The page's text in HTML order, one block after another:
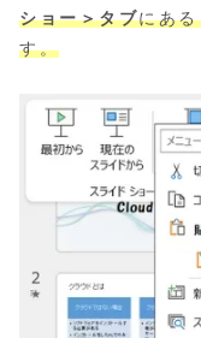
ショー＞タブにあ
す。